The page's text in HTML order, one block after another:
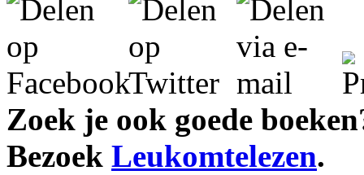
Zoek je ook goede
Bezoek Leukomtelezen.